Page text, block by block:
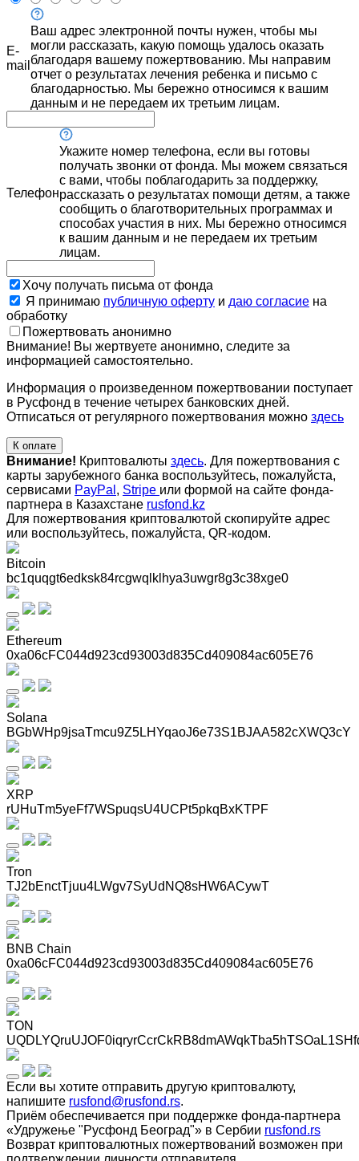
E-
mail
Ваш адрес электронной почты нужен, чтобы мы
могли рассказать, какую помощь удалось оказать
благодаря вашему пожертвованию. Мы направим
отчет о результатах лечения ребенка и письмо с
благодарностью. Мы бережно относимся к вашим
данным и не передаем их третьим лицам.
Телефон
Укажите номер телефона, если вы готовы
получать звонки от фонда. Мы можем связаться
с вами, чтобы поблагодарить за поддержку,
рассказать о результатах помощи детям, а также
сообщить о благотворительных программах и
способах участия в них. Мы бережно относимся
к вашим данным и не передаем их третьим
лицам.
Хочу получать письма от фонда
Я принимаю публичную оферту и даю согласие на
обработку
Пожертвовать анонимно
Внимание! Вы жертвуете анонимно, следите за
информацией самостоятельно.
Информация о произведенном пожертвовании поступает
в Русфонд в течение четырех банковских дней.
Отписаться от регулярного пожертвования можно здесь
К оплате
Внимание! Криптовалюты здесь. Для пожертвования с
карты зарубежного банка воспользуйтесь, пожалуйста,
сервисами PayPal , Stripe или формой на сайте фонда-
партнера в Казахстане rusfond.kz
Для пожертвования криптовалютой скопируйте адрес
или воспользуйтесь, пожалуйста, QR-кодом.
Bitcoin
bc1quqgt6edksk84rcgwqlklhya3uwgr8g3c38xge0
Ethereum
0xa06cFC044d923cd93003d835Cd409084ac605E76
Solana
BGbWHp9jsaTmcu9Z5LHYqaoJ6e73S1BJAA582cXWQ3cY
XRP
rUHuTm5yeFf7WSpuqsU4UCPt5pkqBxKTPF
Tron
TJ2bEnctTjuu4LWgv7SyUdNQ8sHW6ACywT
BNB Chain
0xa06cFC044d923cd93003d835Cd409084ac605E76
TON
Если вы хотите отправить другую криптовалюту,
напишите rusfond@rusfond.rs.
Приём обеспечивается при поддержке фонда-партнера
«Удружење "Русфонд Београд"» в Сербии rusfond.rs
Возврат криптовалютных пожертвований возможен при